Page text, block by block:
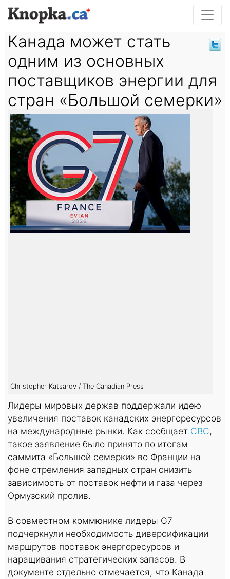
Канада может стать
одним из основных
поставщиков энергии для
стран «Большой семерки»
Christopher Katsarov / The Canadian Press
Лидеры мировых держав поддержали идею
увеличения поставок канадских энергоресурсов
на международные рынки. Как сообщает CBC,
такое заявление было принято по итогам
саммита «Большой семерки» во Франции на
фоне стремления западных стран снизить
зависимость от поставок нефти и газа через
Ормузский пролив.
В совместном коммюнике лидеры G7
подчеркнули необходимость диверсификации
маршрутов поставок энергоресурсов и
наращивания стратегических запасов. В
документе отдельно отмечается, что Канада